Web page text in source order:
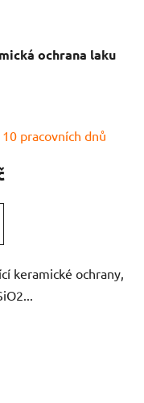
ochrana laku
pracovních dnů
keramické ochrany,